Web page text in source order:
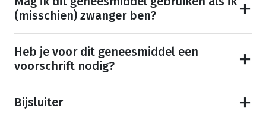
(misschien) zwanger ben?
Heb je voor dit geneesmiddel een
voorschrift nodig?
Bijsluiter